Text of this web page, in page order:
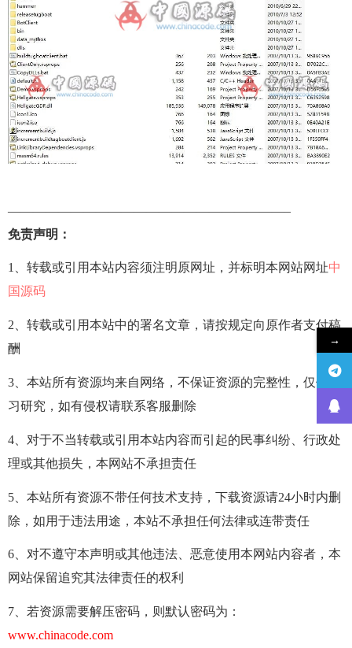
——————————————————————–
免责声明：
1、转载或引用本站内容须注明原网址，并标明本网站网址中
国源码
2、转载或引用本站中的署名文章，请按规定向原作者支付稿
酬
3、本站所有资源均来自网络，不保证资源的完整性，仅供学
习研究，如有侵权请联系客服删除
4、对于不当转载或引用本站内容而引起的民事纠纷、行政处
理或其他损失，本网站不承担责任
5、本站所有资源不带任何技术支持，下载资源请24小时内删
除，如用于违法用途，本站不承担任何法律或连带责任
6、对不遵守本声明或其他违法、恶意使用本网站内容者，本
网站保留追究其法律责任的权利
7、若资源需要解压密码，则默认密码为：
www.chinacode.com
→